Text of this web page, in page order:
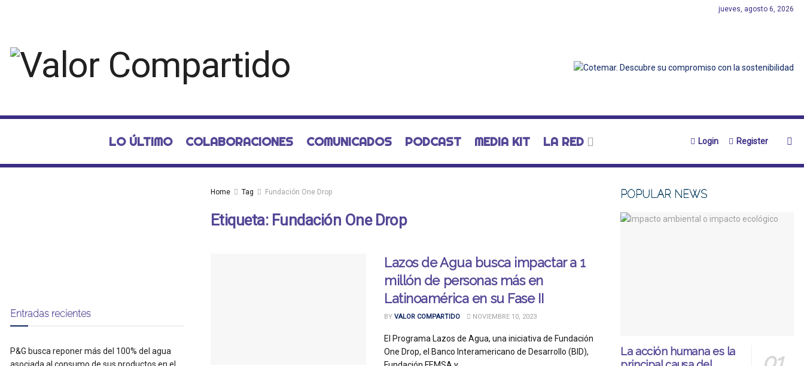
jueves, agosto 6, 2026
LO ÚLTIMO COLABORACIONES COMUNICADOS PODCAST MEDIA KIT LA RED Login Register
Home Tag Fundación One Drop
Etiqueta: Fundación One Drop
Lazos de Agua busca impactar a 1
millón de personas más en
Latinoamérica en su Fase II
BY VALOR COMPARTIDO NOVIEMBRE 10, 2023
El Programa Lazos de Agua, una iniciativa de Fundación
One Drop, el Banco Interamericano de Desarrollo (BID),
Entradas recientes
P&G busca reponer más del 100% del agua
POPULAR NEWS
La acción humana es la